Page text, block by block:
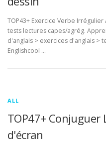
TOP43+ Exercice Verbe
tests lectures capes/agrég.
d'anglais > exercices d'anglais >
Englishcool …
ALL
TOP47+ Conjuguer
d'écran